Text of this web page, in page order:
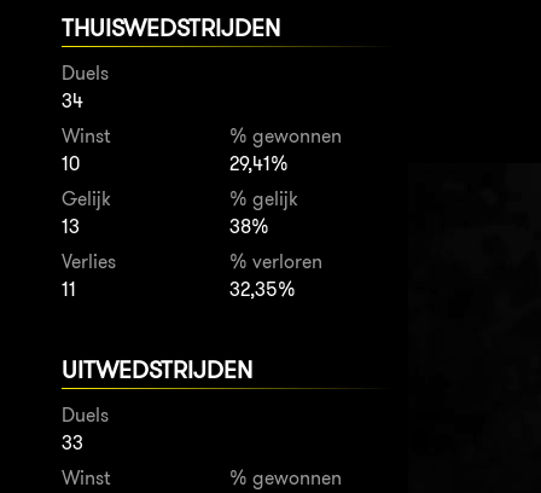
THUISWEDSTRIJDEN
Duels
34
Winst
10
% gewonnen
29,41%
Gelijk
13
% gelijk
38%
Verlies
11
% verloren
32,35%
UITWEDSTRIJDEN
Duels
33
Winst
% gewonnen